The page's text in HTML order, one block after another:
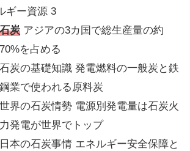
ギー資源 3
石炭 アジアの3カ国で総生産量の約
70%を占める
石炭の基礎知識 発電燃料の一般炭と鉄
鋼業で使われる原料炭
世界の石炭情勢 電源別発電量は石炭火
力発電が世界でトップ
日本の石炭事情 エネルギー安全保障と